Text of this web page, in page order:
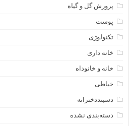
پرورش گل و گیاه
پوست
تکنولوژی
خانه داری
خانه و خانوداه
خیاطی
دسبنددخترانه
دسته‌بندی نشده